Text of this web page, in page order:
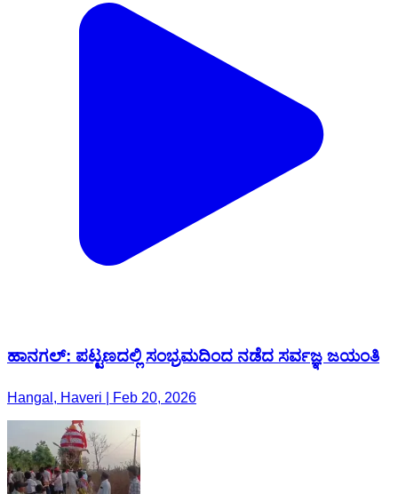
ಹಾನಗಲ್: ಪಟ್ಟಣದಲ್ಲಿ ಸಂಭ್ರಮದಿಂದ ನಡೆದ ಸರ್ವಜ್ಞ ಜಯಂತಿ
Hangal, Haveri | Feb 20, 2026